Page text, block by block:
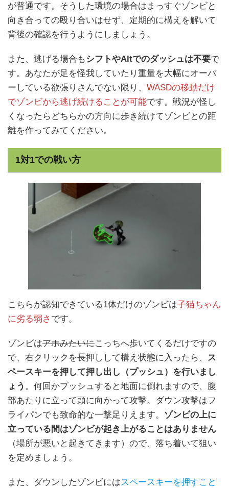
が普通です。そうした環境の場合はまっすぐゾンビと
向き合っての殴り合いはせず、定期的に構えを解いて
背後の確認を行うようにしましょう。
また、逃げる場合もシフトやAltでのダッシュは不要で
す。あなたが足を怪我していたり重量を大幅にオーバ
ーしている欲張りさんでない限り、 WASDの移動だけ
でゾンビから逃げ続けることが可能です。戦況が怪し
くなったらどちらかの方向に歩き続けてゾンビとの距
離を作ってみてください。
1対1での戦い方
こちらが認知できている1体だけのゾンビは子猫ちゃん
に劣る弱さ です。
ゾンビはアホみたいにこっちへ歩いてくるだけですの
で、右クリックを長押しして構え状態に入ったら、 ス
ペースキーを押して押し出し（プッシュ）を行いまし
ょう 。何回かプッシュすると地面に倒れますので、腹
部あたりに立って頭に向かって攻撃。ダウン攻撃はフ
ライパンでも致命的な一撃足りえます。 ゾンビの上に
立っている間はゾンビが起き上がることはありません
（場所が悪いと起きてきます）ので、落ち着いて狙い
を定めましょう。
また、ダウンしたゾンビにはスペースキーを押すこと